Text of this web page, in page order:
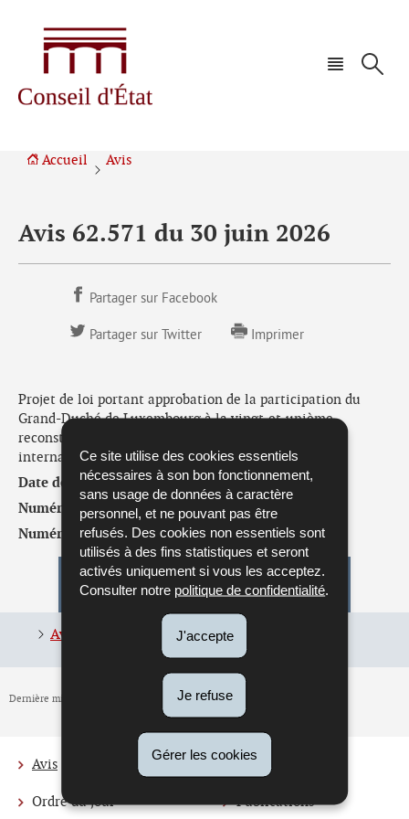
Ce site utilise des cookies essentiels
nécessaires à son bon fonctionnement,
sans usage de données à caractère
personnel, et ne pouvant pas être
refusés. Des cookies non essentiels sont
utilisés à des fins statistiques et seront
activés uniquement si vous les acceptez.
Consulter notre politique de confidentialité
J'accepte
Je refuse
Gérer les cookies
contenu
Accueil Avis
Avis 62.571 du 30 juin 2026
Partager sur Facebook
Partager sur Twitter Imprimer
Projet de loi portant approbation de la participation du
Grand-Duché de Luxembourg à la vingt-et-unième
reconstitution des ressources de l’Association
internationale de développement (AID-21)
Date de l'avis :30/06/2026
Numéro de l'avis : 62.571
Numéro parlementaire :8751
Pour en savoir plus
Avis 62.571 du 30 juin 2026
Dernière mise à jour
Menu
Avis
Ordre du jour
Actualités
Publications